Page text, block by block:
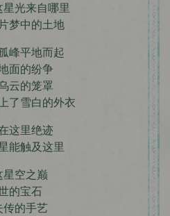
光来自哪里
梦中的土地
峰平地而起
面的纷争
云的笼罩
了雪白的外衣
这里绝迹
能触及这里
星空之巅
的宝石
传的手艺